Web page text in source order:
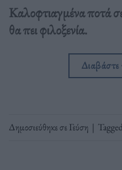
Καλοφτιαγμένα ποτά
θα πει φιλοξενία.
Διαβάστε
Δημοσιεύθηκε σεΓεύση |